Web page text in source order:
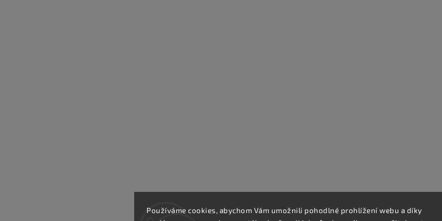
Používáme cookies, abychom Vám umožnili pohodlné prohlížení webu a díky